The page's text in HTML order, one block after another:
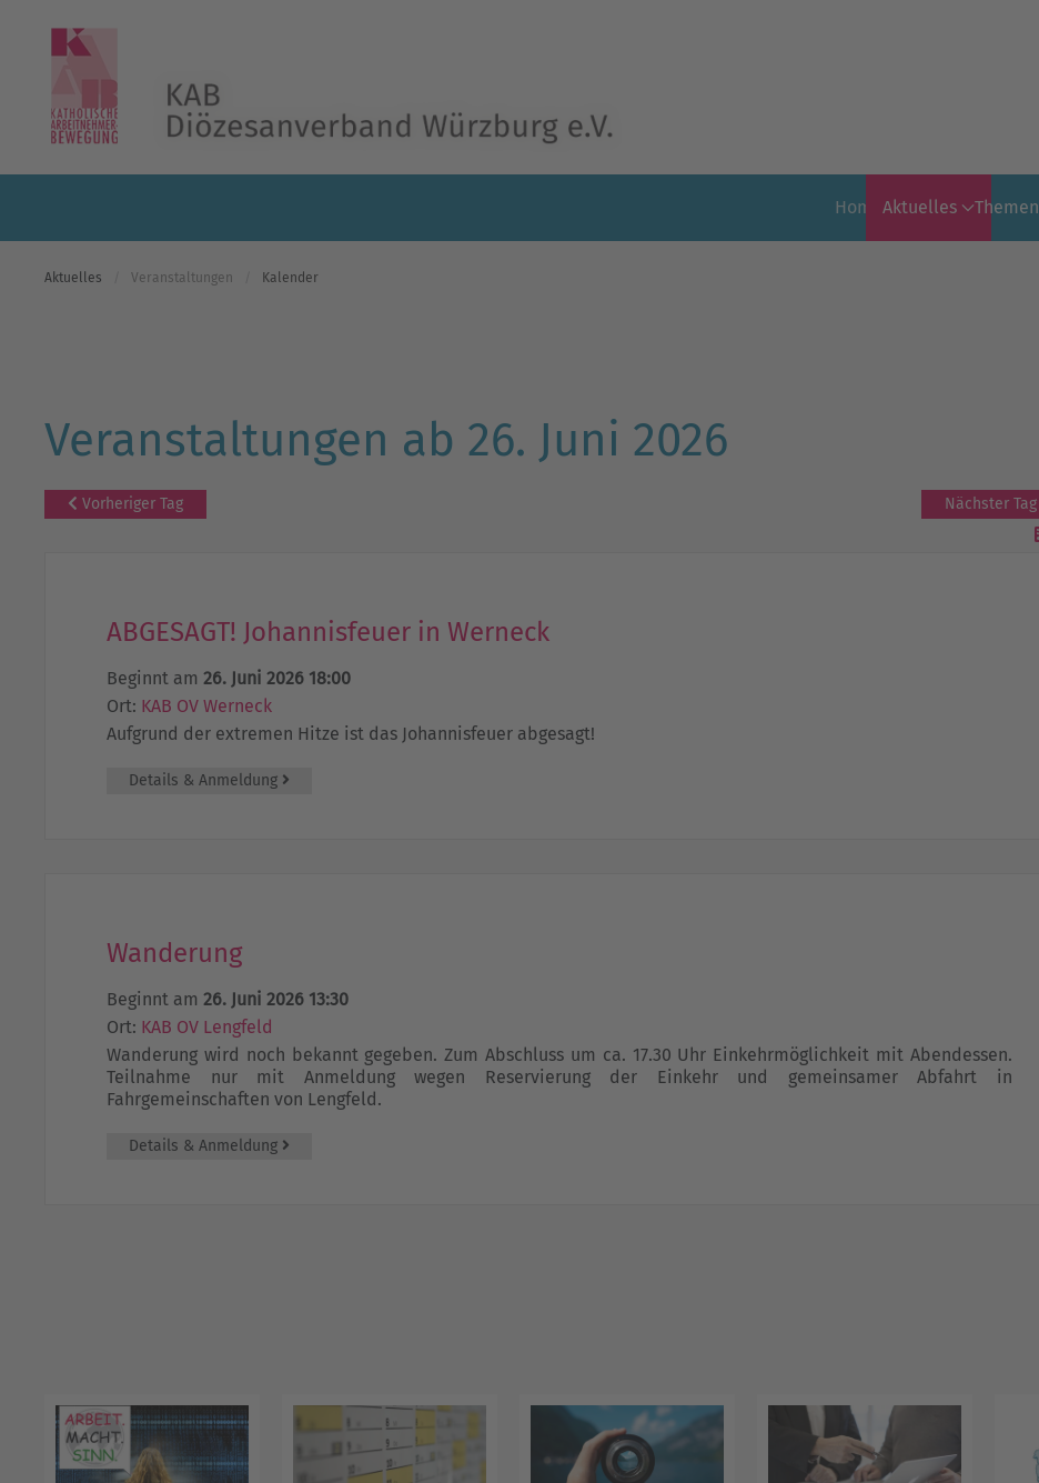
Skip to main content
Home Aktuelles Themen
Aktuelles Veranstaltungen Kalender
Veranstaltungen ab 26. Juni 2026
Vorheriger Tag Nächster Tag
ABGESAGT! Johannisfeuer in Werneck
Beginnt am 26. Juni 2026 18:00
Ort: KAB OV Werneck
Aufgrund der extremen Hitze ist das Johannisfeuer abgesagt!
Details & Anmeldung
Wanderung
Beginnt am 26. Juni 2026 13:30
Ort: KAB OV Lengfeld
Wanderung wird noch bekannt gegeben. Zum Abschluss um ca. 17.30 Uhr Einkehrmöglichkeit mit Abendessen.
Teilnahme nur mit Anmeldung wegen Reservierung der Einkehr und gemeinsamer Abfahrt in
Fahrgemeinschaften von Lengfeld.
Details & Anmeldung